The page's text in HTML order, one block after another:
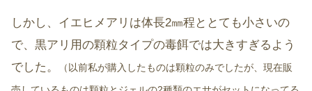
しかし、イエヒメアリは体長2㎜程ととても小さいの
で、黒アリ用の顆粒タイプの毒餌では大きすぎるよう
でした。
（以前私が購入したものは顆粒のみでしたが、現在販